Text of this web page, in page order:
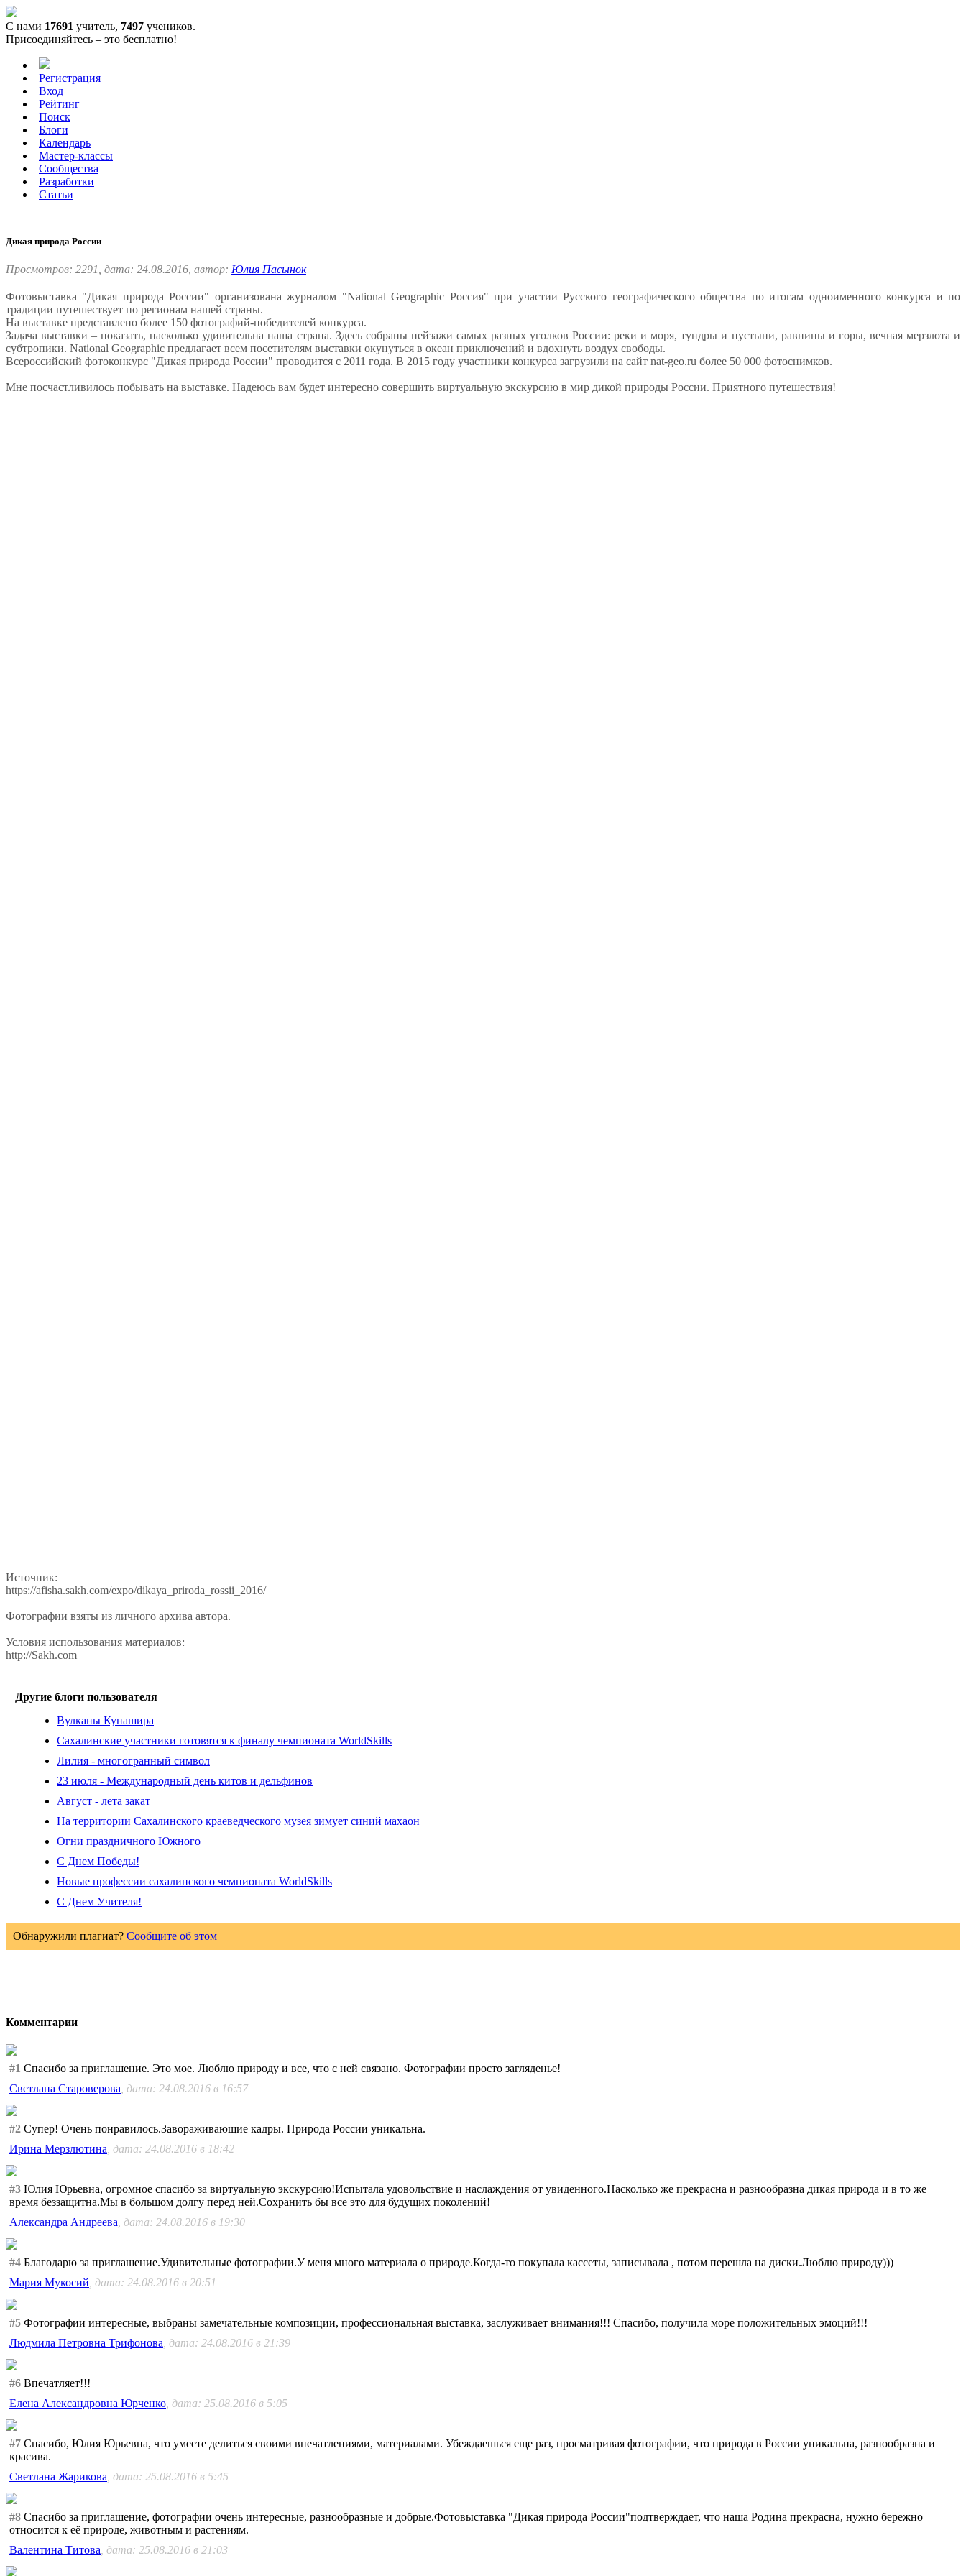
С нами 17691 учитель, 7497 учеников.
Присоединяйтесь – это бесплатно!
Регистрация
Вход
Рейтинг
Поиск
Блоги
Календарь
Мастер-классы
Сообщества
Разработки
Статьи
Дикая природа России
Просмотров: 2291, дата: 24.08.2016, автор: Юлия Пасынок
Фотовыставка "Дикая природа России" организована журналом "National Geographic Россия" при участии Русского географического общества по итогам одноименного конкурса и по
традиции путешествует по регионам нашей страны.
На выставке представлено более 150 фотографий-победителей конкурса.
Задача выставки – показать, насколько удивительна наша страна. Здесь собраны пейзажи самых разных уголков России: реки и моря, тундры и пустыни, равнины и горы, вечная мерзлота и
субтропики. National Geographic предлагает всем посетителям выставки окунуться в океан приключений и вдохнуть воздух свободы.
Всероссийский фотоконкурс "Дикая природа России" проводится с 2011 года. В 2015 году участники конкурса загрузили на сайт nat-geo.ru более 50 000 фотоснимков.
Мне посчастливилось побывать на выставке. Надеюсь вам будет интересно совершить виртуальную экскурсию в мир дикой природы России. Приятного путешествия!
Источник:
https://afisha.sakh.com/expo/dikaya_priroda_rossii_2016/
Фотографии взяты из личного архива автора.
Условия использования материалов:
http://Sakh.com
Другие блоги пользователя
Вулканы Кунашира
Сахалинские участники готовятся к финалу чемпионата WorldSkills
Лилия - многогранный символ
23 июля - Международный день китов и дельфинов
Август - лета закат
На территории Сахалинского краеведческого музея зимует синий махаон
Огни праздничного Южного
С Днем Победы!
Новые профессии сахалинского чемпионата WorldSkills
С Днем Учителя!
Обнаружили плагиат? Сообщите об этом
Комментарии
#1 Спасибо за приглашение. Это мое. Люблю природу и все, что с ней связано. Фотографии просто загляденье!
Светлана Староверова , дата: 24.08.2016 в 16:57
#2 Супер! Очень понравилось.Завораживающие кадры. Природа России уникальна.
Ирина Мерзлютина , дата: 24.08.2016 в 18:42
#3 Юлия Юрьевна, огромное спасибо за виртуальную экскурсию!Испытала удовольствие и наслаждения от увиденного.Насколько же прекрасна и разнообразна дикая природа и в то же
время беззащитна.Мы в большом долгу перед ней.Сохранить бы все это для будущих поколений!
Александра Андреева , дата: 24.08.2016 в 19:30
#4 Благодарю за приглашение.Удивительные фотографии.У меня много материала о природе.Когда-то покупала кассеты, записывала , потом перешла на диски.Люблю природу)))
Мария Мукосий , дата: 24.08.2016 в 20:51
#5 Фотографии интересные, выбраны замечательные композиции, профессиональная выставка, заслуживает внимания!!! Спасибо, получила море положительных эмоций!!!
Людмила Петровна Трифонова , дата: 24.08.2016 в 21:39
#6 Впечатляет!!!
Елена Александровна Юрченко , дата: 25.08.2016 в 5:05
#7 Спасибо, Юлия Юрьевна, что умеете делиться своими впечатлениями, материалами. Убеждаешься еще раз, просматривая фотографии, что природа в России уникальна, разнообразна и
красива.
Светлана Жарикова , дата: 25.08.2016 в 5:45
#8 Спасибо за приглашение, фотографии очень интересные, разнообразные и добрые.Фотовыставка "Дикая природа России"подтверждает, что наша Родина прекрасна, нужно бережно
относится к её природе, животным и растениям.
Валентина Титова , дата: 25.08.2016 в 21:03